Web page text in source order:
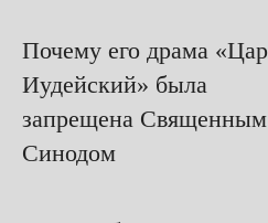
Почему его драма
Иудейский» была
запрещена Священным
Синодом